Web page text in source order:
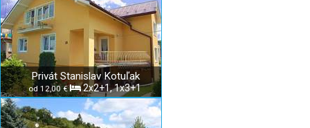
Privát Stanislav Kotuľak
od 12,00 € 2x2+1, 1x3+1